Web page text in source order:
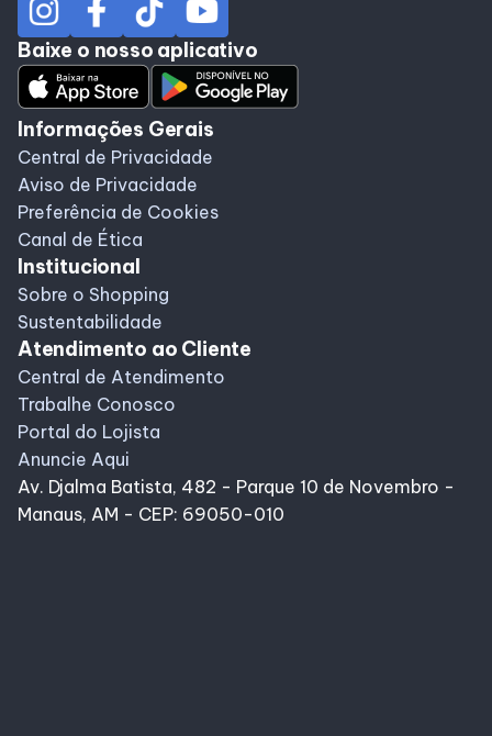
Baixe o nosso aplicativo
Informações Gerais
Central de Privacidade
Aviso de Privacidade
Preferência de Cookies
Canal de Ética
Institucional
Sobre o Shopping
Sustentabilidade
Atendimento ao Cliente
Central de Atendimento
Trabalhe Conosco
Portal do Lojista
Anuncie Aqui
Av. Djalma Batista, 482 - Parque 10 de Novembro -
Manaus, AM - CEP: 69050-010